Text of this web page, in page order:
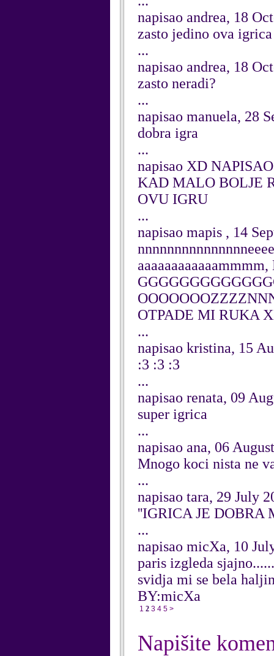
napisao andrea, 18
zasto jedino ova
...
napisao andrea, 18
zasto neradi?
...
napisao manuela, 28
dobra igra
...
napisao XD
KAD MALO BOLJE
OVU IGRU
...
napisao mapis , 14
OTPADE MI RUKA
...
napisao kristina, 15
:3 :3 :3
...
napisao renata, 09
super igrica
...
napisao ana, 06
Mnogo koci nista ne
...
napisao tara, 29 July
''IGRICA JE DOBRA
...
napisao micXa, 10
paris izgleda
svidja mi se bela
BY:micXa
1 2 3 4 5 >
Napišite